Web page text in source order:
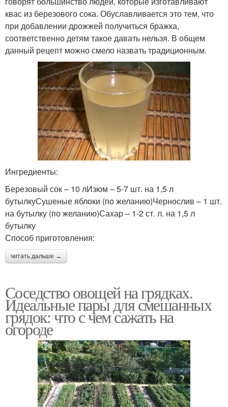
квас из березового сока. Обуславливается это тем, что
при добавлении дрожжей получиться бражка,
соответственно детям такое давать нельзя. В общем
данный рецепт можно смело назвать традиционным.
Ингредиенты:
Березовый сок – 10 лИзюм – 5-7 шт. на 1,5 л
бутылкуСушеные яблоки (по желанию)Чернослив – 1 шт.
на бутылку (по желанию)Сахар – 1-2 ст. л. на 1,5 л
бутылку
Способ приготовления:
читать дальше →
Соседство овощей на грядках.
Идеальные пары для смешанных
грядок: что с чем сажать на
огороде